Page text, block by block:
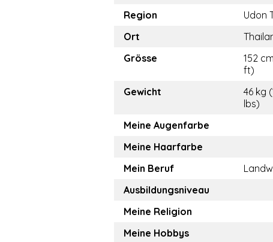
Region
Udon
Ort
Grösse
152
ft)
Gewicht
46 kg
lbs)
Meine Augenfarbe
Meine Haarfarbe
Mein Beruf
Ausbildungsniveau
Meine Religion
Meine Hobbys